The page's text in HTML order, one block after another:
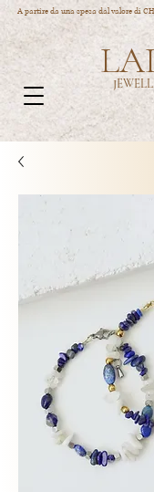
A partire da una spesa dal valore di